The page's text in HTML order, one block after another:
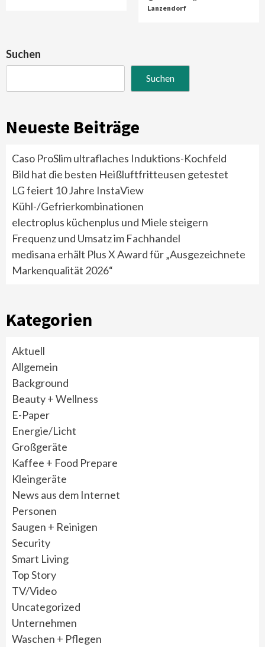
Lanzendorf
Suchen
Suchen
Neueste Beiträge
Caso ProSlim ultraflaches Induktions-Kochfeld
Bild hat die besten Heißluftfritteusen getestet
LG feiert 10 Jahre InstaView
Kühl-/Gefrierkombinationen
electroplus küchenplus und Miele steigern
Frequenz und Umsatz im Fachhandel
medisana erhält Plus X Award für „Ausgezeichnete
Markenqualität 2026“
Kategorien
Aktuell
Allgemein
Background
Beauty + Wellness
E-Paper
Energie/Licht
Großgeräte
Kaffee + Food Prepare
Kleingeräte
News aus dem Internet
Personen
Saugen + Reinigen
Security
Smart Living
Top Story
TV/Video
Uncategorized
Unternehmen
Waschen + Pflegen